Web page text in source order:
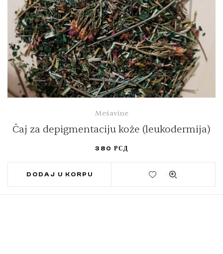
Mešavine
Čaj za depigmentaciju kože (leukodermija)
380 РСД
DODAJ U KORPU